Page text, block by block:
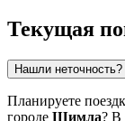
Текущая
Нашли неточность?
Планируете
городе Шимла? В